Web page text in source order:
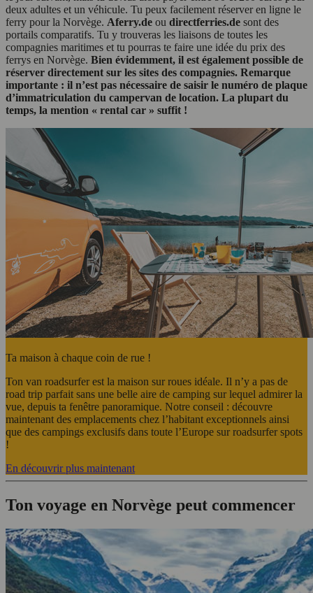
deux adultes et un véhicule. Tu peux facilement réserver en ligne le
ferry pour la Norvège. Aferry.de ou directferries.de sont des
portails comparatifs. Tu y trouveras les liaisons de toutes les
compagnies maritimes et tu pourras te faire une idée du prix des
ferrys en Norvège. Bien évidemment, il est également possible de
réserver directement sur les sites des compagnies. Remarque
importante : il n’est pas nécessaire de saisir le numéro de plaque
d’immatriculation du campervan de location. La plupart du
temps, la mention « rental car » suffit !
Ta maison à chaque coin de rue !
Ton van roadsurfer est la maison sur roues idéale. Il n’y a pas de
road trip parfait sans une belle aire de camping sur lequel admirer la
vue, depuis ta fenêtre panoramique. Notre conseil : découvre
maintenant des emplacements chez l’habitant exceptionnels ainsi
que des campings exclusifs dans toute l’Europe sur roadsurfer spots
!
En découvrir plus maintenant
Ton voyage en Norvège peut commencer